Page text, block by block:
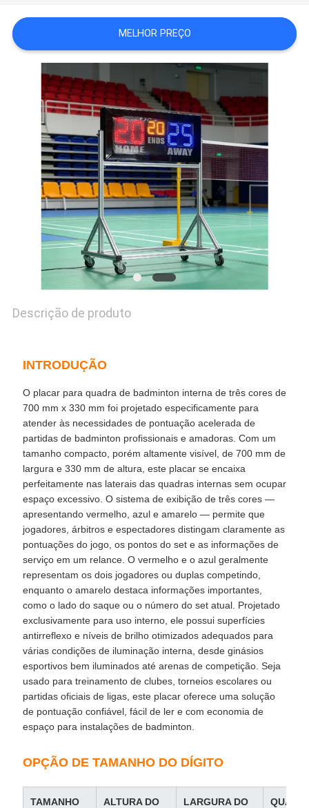
MAPA
DO
SITE
PRIVACY
POLICY
MELHOR PREÇO
Descrição de produto
INTRODUÇÃO
O placar para quadra de badminton interna de três cores de
700 mm x 330 mm foi projetado especificamente para
atender às necessidades de pontuação acelerada de
partidas de badminton profissionais e amadoras. Com um
tamanho compacto, porém altamente visível, de 700 mm de
largura e 330 mm de altura, este placar se encaixa
perfeitamente nas laterais das quadras internas sem ocupar
espaço excessivo. O sistema de exibição de três cores —
apresentando vermelho, azul e amarelo — permite que
jogadores, árbitros e espectadores distingam claramente as
pontuações do jogo, os pontos do set e as informações de
serviço em um relance. O vermelho e o azul geralmente
representam os dois jogadores ou duplas competindo,
enquanto o amarelo destaca informações importantes,
como o lado do saque ou o número do set atual. Projetado
exclusivamente para uso interno, ele possui superfícies
antirreflexo e níveis de brilho otimizados adequados para
várias condições de iluminação interna, desde ginásios
esportivos bem iluminados até arenas de competição. Seja
usado para treinamento de clubes, torneios escolares ou
partidas oficiais de ligas, este placar oferece uma solução
de pontuação confiável, fácil de ler e com economia de
espaço para instalações de badminton.
OPÇÃO DE TAMANHO DO DÍGITO
TAMANHO
ALTURA DO
LARGURA DO